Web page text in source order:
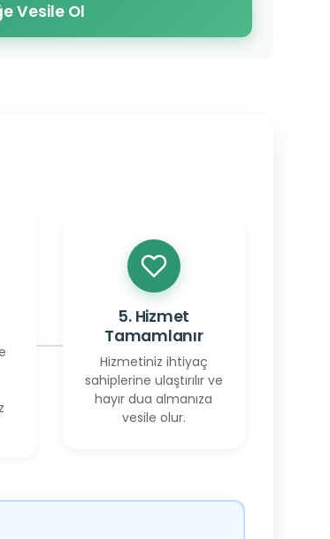
Vesile Ol
5. Hizmet
Tamamlanır
Hizmetiniz ihtiyaç
sahiplerine ulaştırılır ve
hayır dua almanıza
vesile olur.